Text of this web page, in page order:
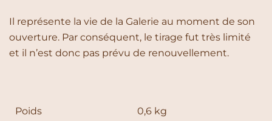
Il représente la vie de la Galerie au moment de son
ouverture. Par conséquent, le tirage fut très limité
et il n’est donc pas prévu de renouvellement.
Poids 0,6 kg